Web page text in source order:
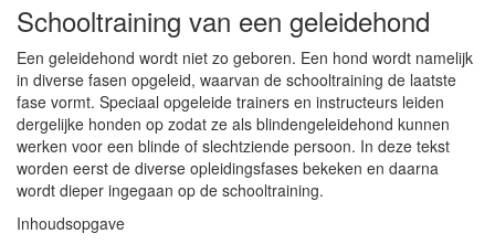
Organisaties
Spring
naar
Social
media
Schooltraining van een geleidehond
Een geleidehond wordt niet zo geboren. Een hond wordt namelijk
in diverse fasen opgeleid, waarvan de schooltraining de laatste
fase vormt. Speciaal opgeleide trainers en instructeurs leiden
dergelijke honden op zodat ze als blindengeleidehond kunnen
werken voor een blinde of slechtziende persoon. In deze tekst
worden eerst de diverse opleidingsfases bekeken en daarna
wordt dieper ingegaan op de schooltraining.
Inhoudsopgave